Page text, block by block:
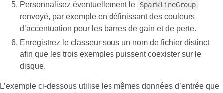
Personnalisez éventuellement le
SparklineGroup
renvoyé, par exemple en définissant des couleurs
d’accentuation pour les barres de gain et de perte.
Enregistrez le classeur sous un nom de fichier distinct
afin que les trois exemples puissent coexister sur le
disque.
L’exemple ci-dessous utilise les mêmes données d’entrée que